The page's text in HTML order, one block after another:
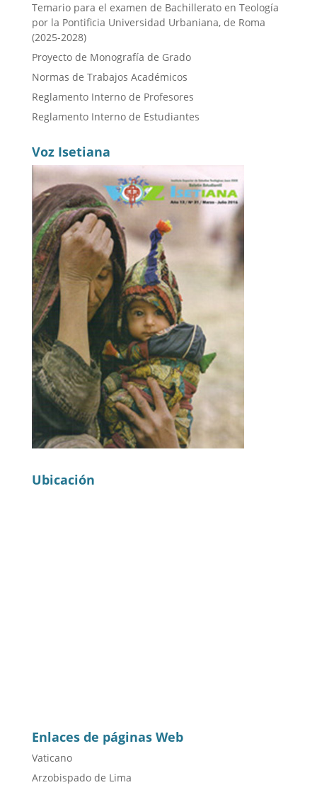
Temario para el examen de Bachillerato en Teología
por la Pontificia Universidad Urbaniana, de Roma
(2025-2028)
Proyecto de Monografía de Grado
Normas de Trabajos Académicos
Reglamento Interno de Profesores
Reglamento Interno de Estudiantes
Voz Isetiana
Ubicación
Enlaces de páginas Web
Vaticano
Arzobispado de Lima